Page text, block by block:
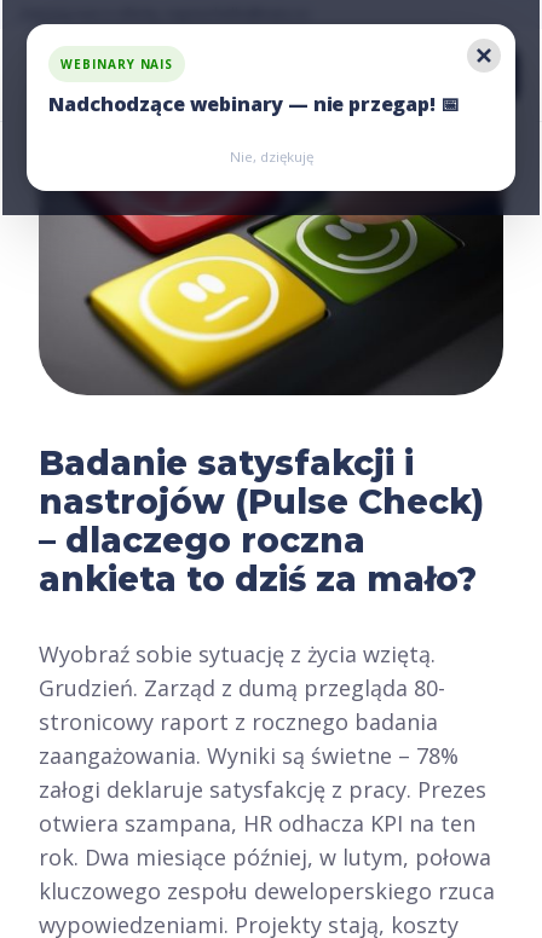
Badanie satysfakcji i
nastrojów (Pulse Check)
– dlaczego roczna
ankieta to dziś za mało?
Wyobraź sobie sytuację z życia wziętą.
Grudzień. Zarząd z dumą przegląda 80-
stronicowy raport z rocznego badania
zaangażowania. Wyniki są świetne – 78%
załogi deklaruje satysfakcję z pracy. Prezes
otwiera szampana, HR odhacza KPI na ten
rok. Dwa miesiące później, w lutym, połowa
kluczowego zespołu deweloperskiego rzuca
wypowiedzeniami. Projekty stają, koszty
WEBINARY NAIS
Nadchodzące webinary — nie przegap! 📅
Zarejestruj się
Zarejestruj się
Nie, dziękuję